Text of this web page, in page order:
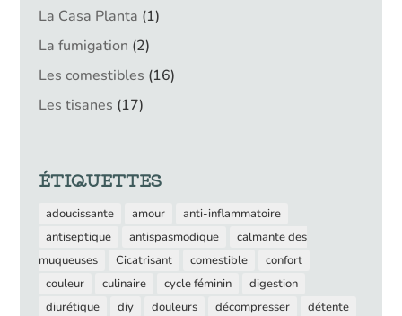
La Casa Planta 11
La fumigation 22
produits
Les comestibles 1616
Les tisanes 1717
ÉTIQUETTES
adoucissante amour
anti-inflammatoire
antiseptique
antispasmodique
calmante des
muqueuses
Cicatrisant comestible
confort
couleur
culinaire cycle féminin
digestion
diurétique
diy douleurs décompresser
détente